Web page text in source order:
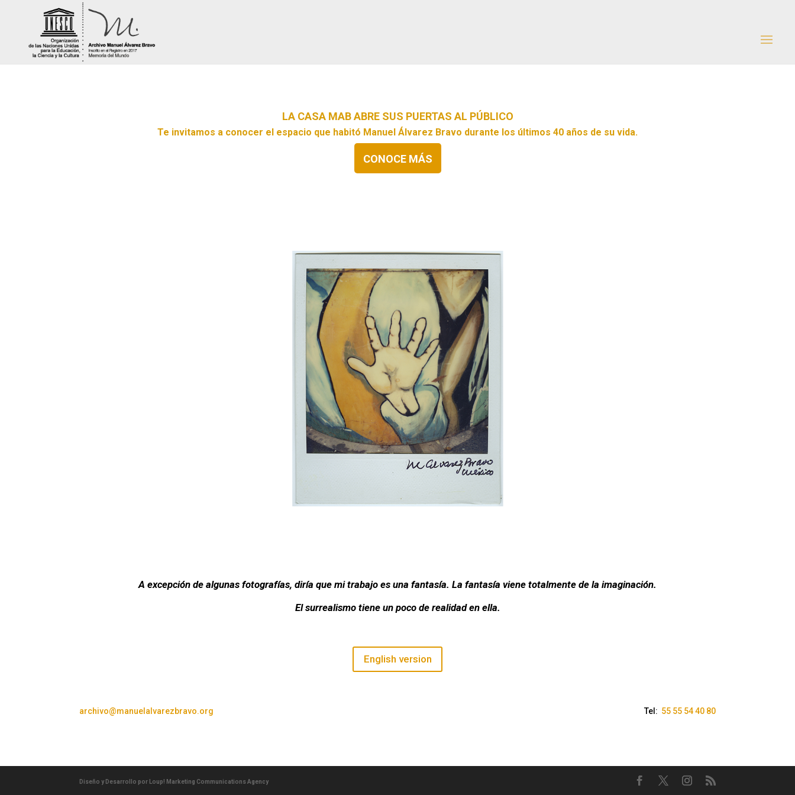
LA CASA MAB ABRE SUS PUERTAS AL PÚBLICO
Te invitamos a conocer el espacio que habitó Manuel Álvarez Bravo durante los últimos 40 años de su vida.
CONOCE MÁS
A excepción de algunas fotografías, diría que mi trabajo es una fantasía. La fantasía viene totalmente de la imaginación.
El surrealismo tiene un poco de realidad en ella.
English version
archivo@manuelalvarezbravo.org Tel: 55 55 54 40 80
Diseño y Desarrollo por Loup! Marketing Communications Agency